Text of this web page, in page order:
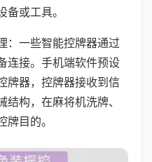
或工具。
：一些智能控牌器通过
连接。手机端软件预设
牌器，控牌器接收到信
构，在麻将机洗牌、
目的。